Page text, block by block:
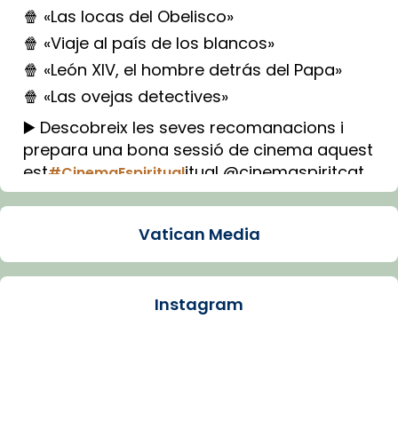
🍿 «Las locas del Obelisco»
🍿 «Viaje al país de los blancos»
🍿 «León XIV, el hombre detrás del Papa»
🍿 «Las ovejas detectives»
▶️ Descobreix les seves recomanacions i
prepara una bona sessió de cinema aquest
est#CinemaEspiritualitual @cinemaspiritcat
Imatge: Generada amb IA (OpenAI)
Arquebisbat de Barcelona
Vatican Media
Instagram